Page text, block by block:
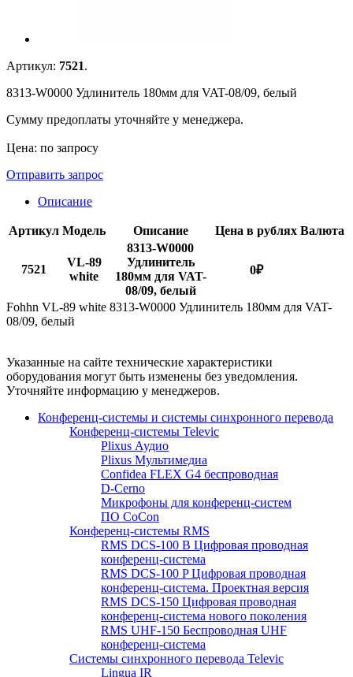
Артикул: 7521.
8313-W0000 Удлинитель 180мм для VAT-08/09, белый
Сумму предоплаты уточняйте у менеджера.
Цена: по запросу
Отправить запрос
Описание
Артикул Модель Описание Цена в рублях Валюта
7521
VL-89
white
8313-W0000
Удлинитель
180мм для VAT-
08/09, белый
0₽
Fohhn VL-89 white 8313-W0000 Удлинитель 180мм для VAT-
08/09, белый
Указанные на сайте технические характеристики
оборудования могут быть изменены без уведомления.
Уточняйте информацию у менеджеров.
Конференц-системы и системы синхронного перевода
Конференц-системы Televic
Plixus Аудио
Plixus Мультимедиа
Confidea FLEX G4 беспроводная
D-Cerno
Микрофоны для конференц-систем
ПО CoCon
Конференц-системы RMS
RMS DCS-100 B Цифровая проводная
конференц-система
RMS DCS-100 P Цифровая проводная
конференц-система. Проектная версия
RMS DCS-150 Цифровая проводная
конференц-система нового поколения
RMS UHF-150 Беспроводная UHF
конференц-система
Системы синхронного перевода Televic
Lingua IR